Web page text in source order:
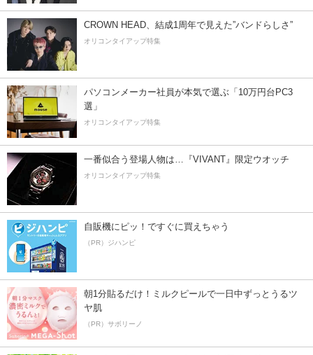
CROWN HEAD、結成1周年で見えた”バンドらしさ”
オリコンタイアップ特集
パソコンメーカー社員が本気で選ぶ「10万円台PC3
選」
オリコンタイアップ特集
一番似合う登場人物は…『VIVANT』限定ウオッチ
オリコンタイアップ特集
自販機にピッ！ですぐに買えちゃう
（PR）ジハンピ
朝1分貼るだけ！ミルクピールで一日中ずっとうるツ
ヤ肌
（PR）サボリーノ